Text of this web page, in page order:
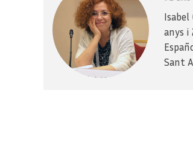
anys i
Sant